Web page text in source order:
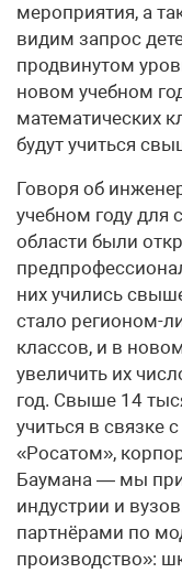
мероприятия, а
видим запрос
продвинутом
новом учебном
математических
будут учиться
Говоря об
учебном году для
области были
них учились
стало регионом-
классов, и в
увеличить их
год. Свыше 14
учиться в связке
«Росатом»,
Баумана — мы
индустрии и
партнёрами по
производство»: